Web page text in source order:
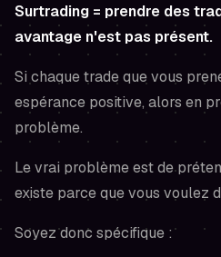
Surtrading = prendre des
avantage n'est pas présent.
Si chaque trade que vous
espérance positive, alors en
problème.
Le vrai problème est de
existe parce que vous voulez
Soyez donc spécifique :